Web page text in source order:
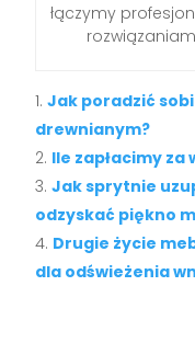
łączymy
Jak poradzić
drewnianym?
Ile zapłacimy
Jak sprytnie
odzyskać piękno
Drugie życie
dla odświeżenia